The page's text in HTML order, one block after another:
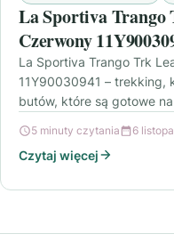
La Sportiva
Czerwony
La Sportiva Trango Trk
11Y90030941 – trekking,
butów, które są gotowe
5 minuty czytania 6
Czytaj więcej